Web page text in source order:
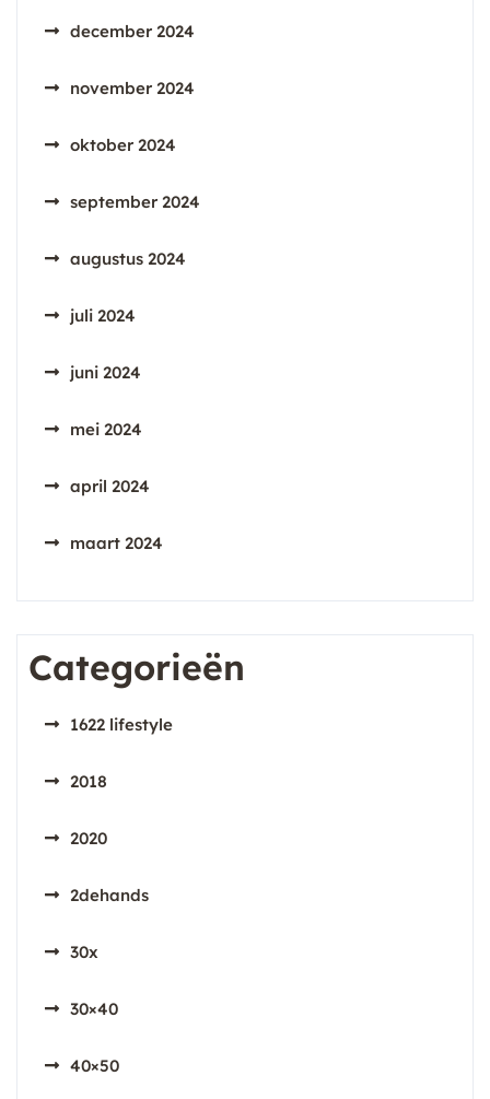
december 2024
november 2024
oktober 2024
september 2024
augustus 2024
juli 2024
juni 2024
mei 2024
april 2024
maart 2024
Categorieën
1622 lifestyle
2018
2020
2dehands
30x
30×40
40×50